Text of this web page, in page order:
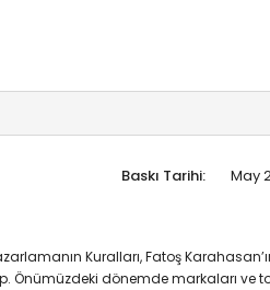
Baskı Tarihi:
May
Kuralları, Fatoş
Önümüzdeki dönemde markaları ve